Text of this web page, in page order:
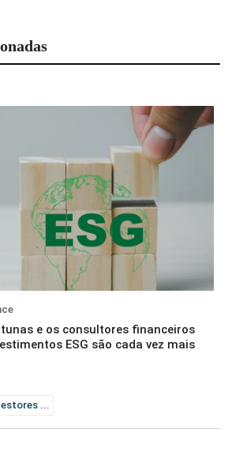
e os consultores financeiros
ESG são cada vez mais
...